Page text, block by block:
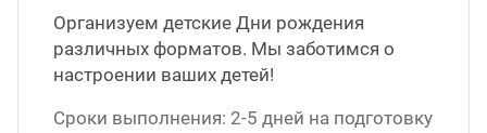
Организуем детские Дни рождения
различных форматов. Мы заботимся о
настроении ваших детей!
Сроки выполнения: 2-5 дней на подготовку